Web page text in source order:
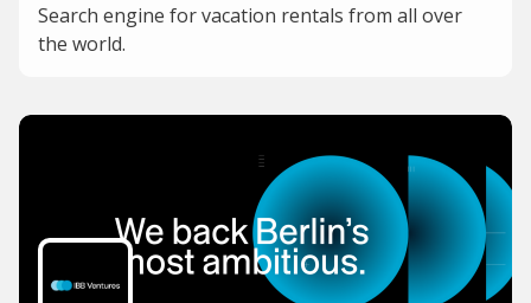
Search engine for vacation rentals from all over
the world.